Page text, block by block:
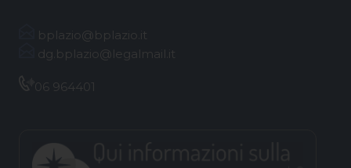
bplazio@bplazio.it
dg.bplazio@legalmail.it
06 964401